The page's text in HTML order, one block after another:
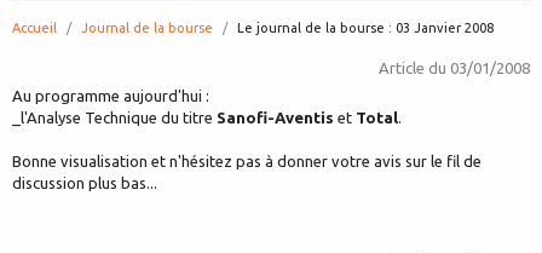
Accueil Journal de la bourse page:
Le journal de la bourse : 03 Janvier 2008
Article du 03/01/2008
Au programme aujourd'hui :
_l'Analyse Technique du titre Sanofi-Aventis et Total.
Bonne visualisation et n'hésitez pas à donner votre avis sur le fil de
discussion plus bas...